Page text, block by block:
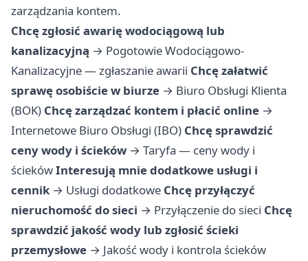
zarządzania kontem.
Chcę zgłosić awarię wodociągową lub
kanalizacyjną → Pogotowie Wodociągowo-
Kanalizacyjne — zgłaszanie awarii Chcę załatwić
sprawę osobiście w biurze → Biuro Obsługi Klienta
(BOK) Chcę zarządzać kontem i płacić online →
Internetowe Biuro Obsługi (IBO) Chcę sprawdzić
ceny wody i ścieków → Taryfa — ceny wody i
ściekówInteresują mnie dodatkowe usługi i
cennik → Usługi dodatkowe Chcę przyłączyć
nieruchomość do sieci → Przyłączenie do sieci Chcę
sprawdzić jakość wody lub zgłosić ścieki
przemysłowe → Jakość wody i kontrola ścieków